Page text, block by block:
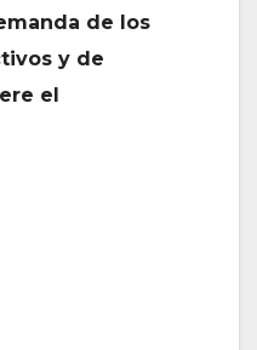
de los
y de
el